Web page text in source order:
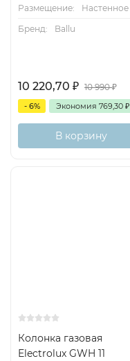
Размещение:
Настенное
Бренд:
Ballu
10 220,70 ₽ 10 990₽
- 6% Экономия 769,30 ₽
В корзину
Колонка газовая
Electrolux GWH 11